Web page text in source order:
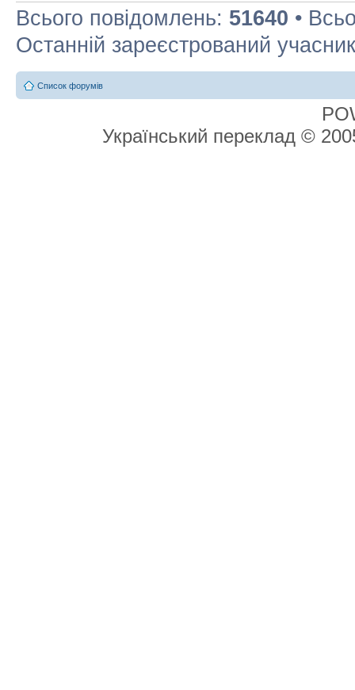
Всього повідомлень: 51640 •
Останній зареєстрований
Список форумів
Український переклад ©